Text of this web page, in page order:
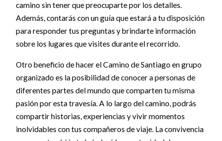
camino sin tener que preocuparte por los detalles.
Además, contarás con un guía que estará a tu disposición
para responder tus preguntas y brindarte información
sobre los lugares que visites durante el recorrido.
Otro beneficio de hacer el Camino de Santiago en grupo
organizado es la posibilidad de conocer a personas de
diferentes partes del mundo que comparten tu misma
pasión por esta travesía. A lo largo del camino, podrás
compartir historias, experiencias y vivir momentos
inolvidables con tus compañeros de viaje. La convivencia